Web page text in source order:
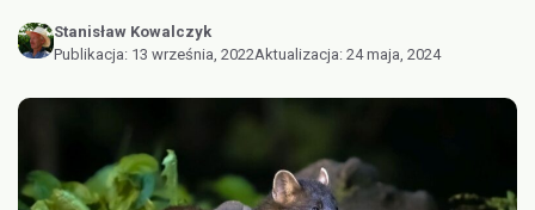
Stanisław Kowalczyk
Publikacja: 13 września, 2022Aktualizacja: 24 maja, 2024